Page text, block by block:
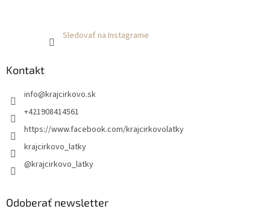
Sledovať na Instagrame
Kontakt
info@krajcirkovo.sk
+421908414561
https://www.facebook.com/krajcirkovolatky
krajcirkovo_latky
@krajcirkovo_latky
Odoberať newsletter